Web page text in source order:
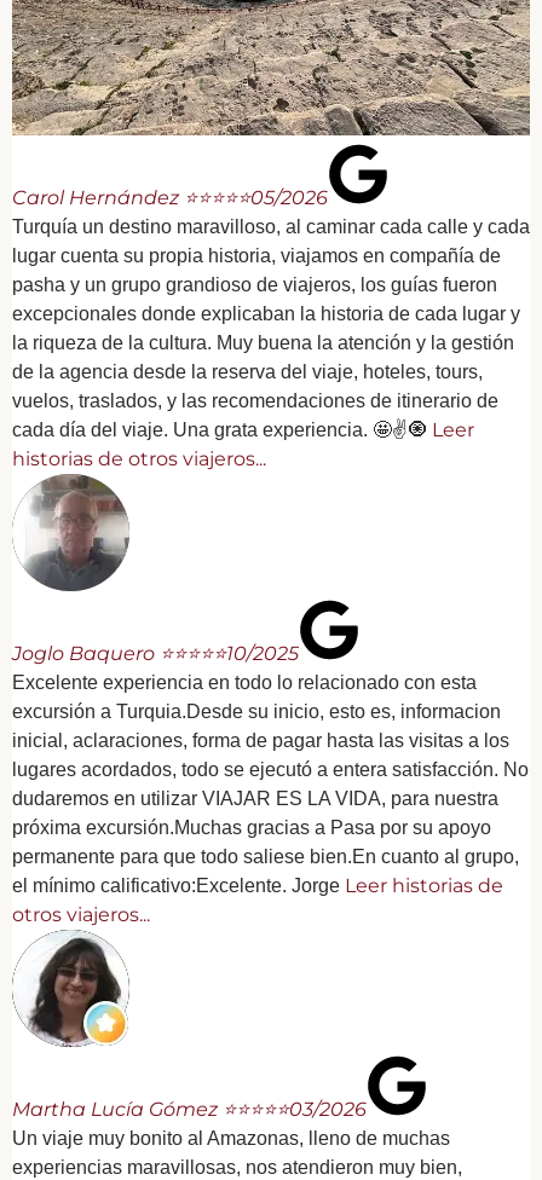
Carol Hernández ⭐⭐⭐⭐⭐05/2026
Turquía un destino maravilloso, al caminar cada calle y cada
lugar cuenta su propia historia, viajamos en compañía de
pasha y un grupo grandioso de viajeros, los guías fueron
excepcionales donde explicaban la historia de cada lugar y
la riqueza de la cultura. Muy buena la atención y la gestión
de la agencia desde la reserva del viaje, hoteles, tours,
vuelos, traslados, y las recomendaciones de itinerario de
cada día del viaje. Una grata experiencia. 🤩✌️🧿 Leer
historias de otros viajeros...
Joglo Baquero ⭐⭐⭐⭐⭐10/2025
Excelente experiencia en todo lo relacionado con esta
excursión a Turquia.Desde su inicio, esto es, informacion
inicial, aclaraciones, forma de pagar hasta las visitas a los
lugares acordados, todo se ejecutó a entera satisfacción. No
dudaremos en utilizar VIAJAR ES LA VIDA, para nuestra
próxima excursión.Muchas gracias a Pasa por su apoyo
permanente para que todo saliese bien.En cuanto al grupo,
el mínimo calificativo:Excelente. Jorge Leer historias de
otros viajeros...
Martha Lucía Gómez ⭐⭐⭐⭐⭐03/2026
Un viaje muy bonito al Amazonas, lleno de muchas
experiencias maravillosas, nos atendieron muy bien,